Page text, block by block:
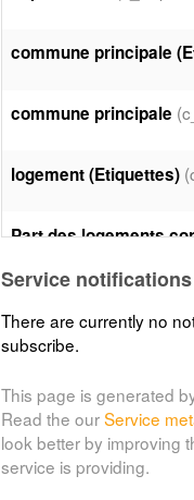
commune principale
commune principale
logement (Etiquettes)
Part des logements
Service notifications
There are currently no
subscribe.
This page is generated
Read the ourService
look better by improving
service is providing.